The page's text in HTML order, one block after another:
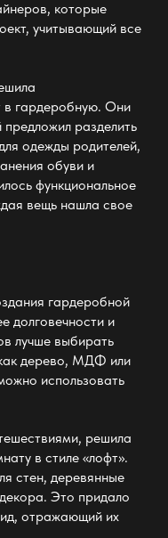
которые
учитывающий все
в гардеробную. Они
разделить
одежды родителей,
обуви и
функциональное
вещь нашла свое
гардеробной
долговечности и
лучше выбирать
дерево, МДФ или
использовать
решила
в стиле «лофт».
стен, деревянные
Это придало
отражающий их